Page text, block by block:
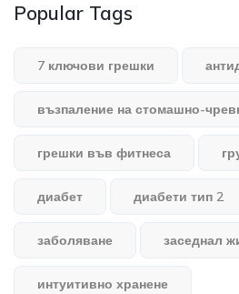
Popular Tags
7 ключови грешки
възпаление на стомашно-
грешки във фитнеса
диабет диабети тип 2
заболяване заседнал
интуитивно хранене